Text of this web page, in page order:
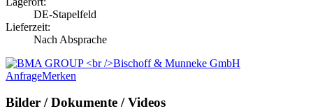
DE-Stapelfeld
Lieferzeit:
Nach Absprache
AnfrageMerken
Bilder / Dokumente / Videos